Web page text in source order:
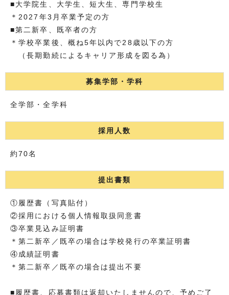
■大学院生、大学生、短大生、専門学校生
＊2027年3月卒業予定の方
■第二新卒、既卒者の方
＊学校卒業後、概ね5年以内で28歳以下の方
（長期勤続によるキャリア形成を図る為）
募集学部・学科
全学部・全学科
採用人数
約70名
提出書類
①履歴書（写真貼付）
②採用における個人情報取扱同意書
③卒業見込み証明書
＊第二新卒／既卒の場合は学校発行の卒業証明書
④成績証明書
＊第二新卒／既卒の場合は提出不要
■履歴書、応募書類は返却いたしませんので、予めご了